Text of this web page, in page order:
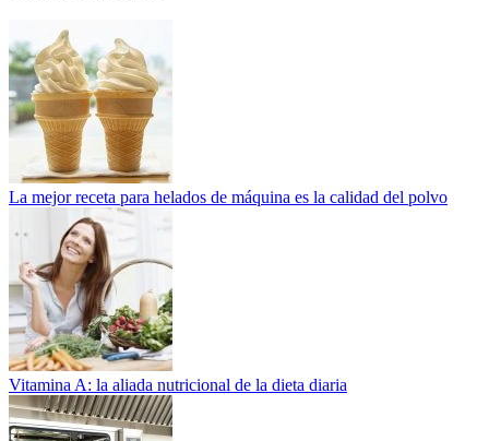
La mejor receta para helados de máquina es la calidad del polvo
Vitamina A: la aliada nutricional de la dieta diaria